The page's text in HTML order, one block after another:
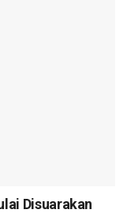
Disuarakan